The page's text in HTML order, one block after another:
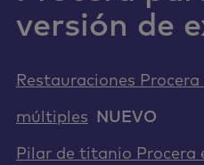
versión de
Restauraciones
múltiples NUEVO
Pilar de titanio Procera